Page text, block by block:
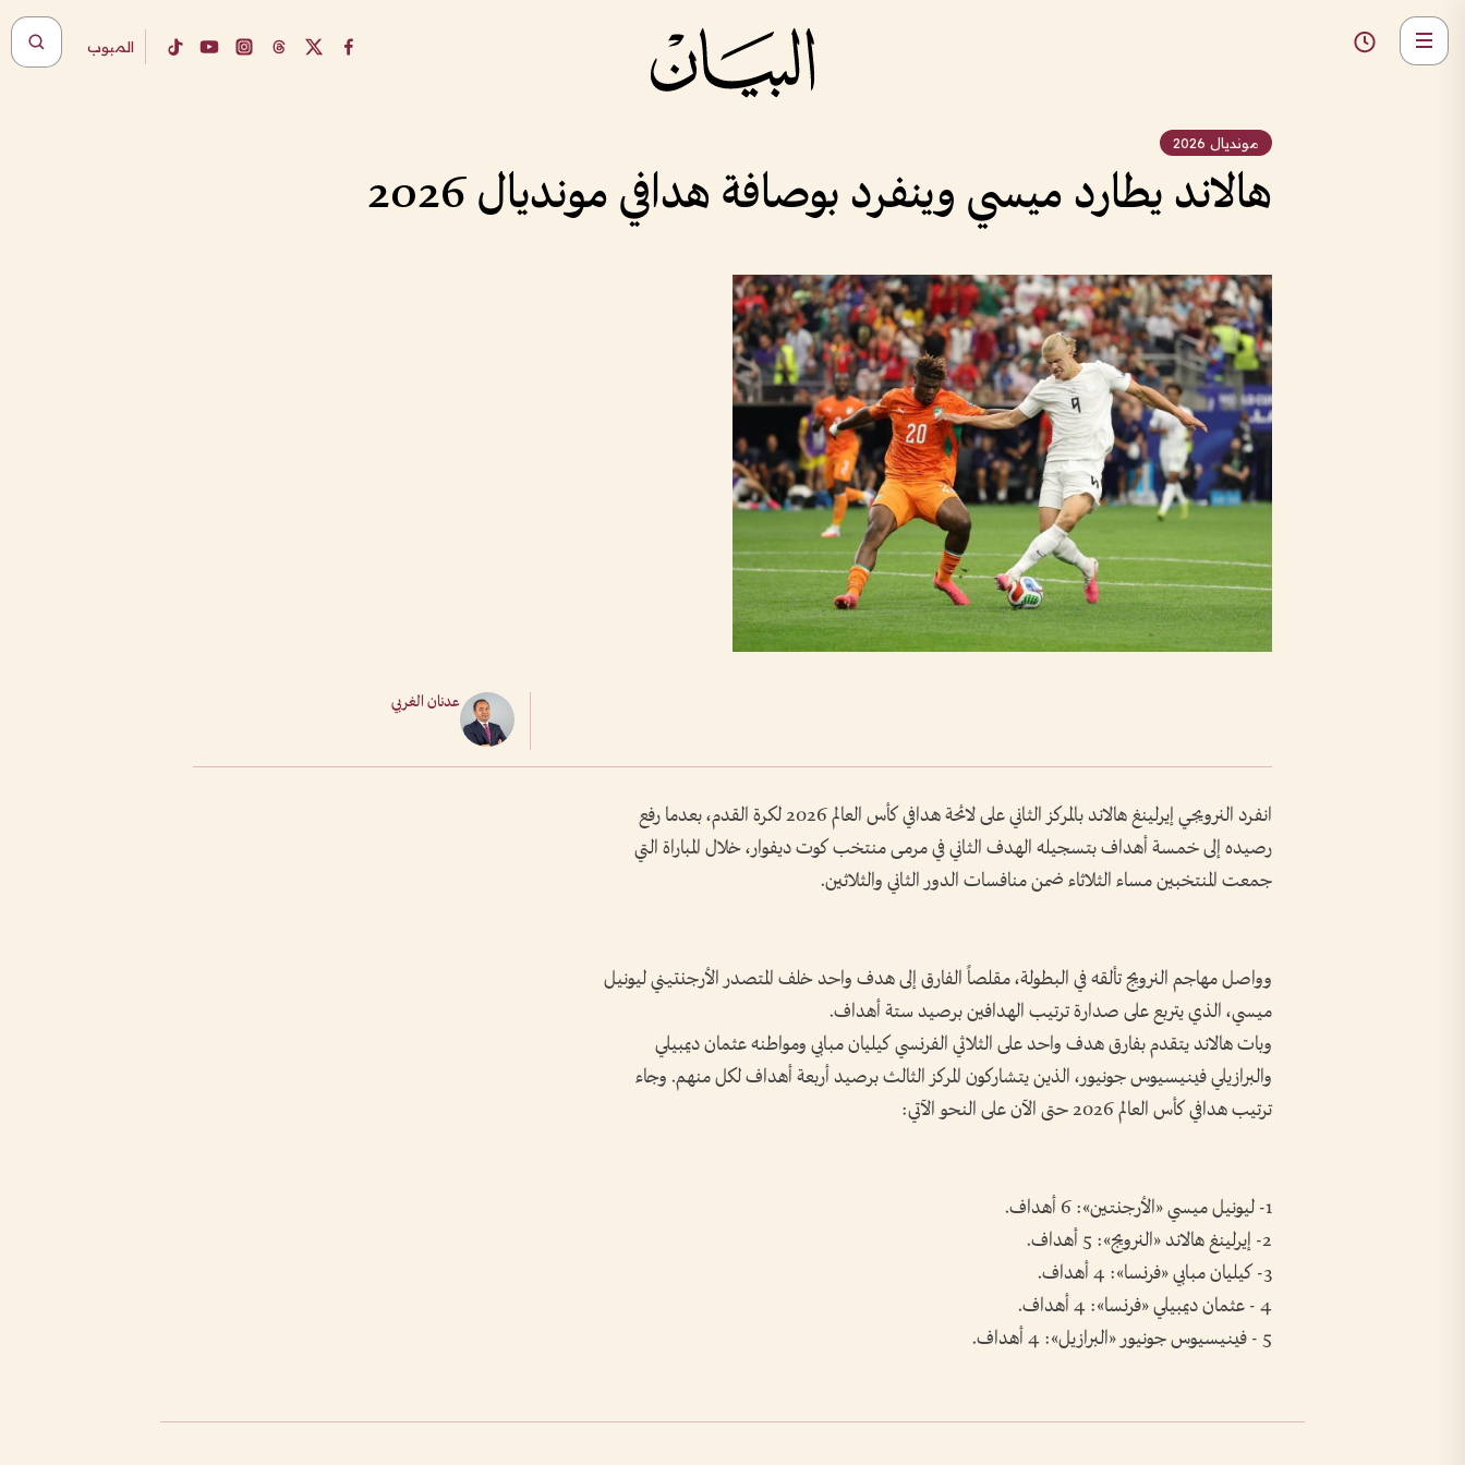
المبوب
مونديال 2026
هالاند يطارد ميسي وينفرد بوصافة هدافي مونديال 2026
عدنان الغربي
انفرد النرويجي إيرلينغ هالاند بالمركز الثاني على لائحة هدافي كأس العالم 2026 لكرة القدم، بعدما رفع
رصيده إلى خمسة أهداف بتسجيله الهدف الثاني في مرمى منتخب كوت ديفوار، خلال المباراة التي
جمعت المنتخبين مساء الثلاثاء ضمن منافسات الدور الثاني والثلاثين.
وواصل مهاجم النرويج تألقه في البطولة، مقلصاً الفارق إلى هدف واحد خلف المتصدر الأرجنتيني ليونيل
ميسي، الذي يتربع على صدارة ترتيب الهدافين برصيد ستة أهداف.
وبات هالاند يتقدم بفارق هدف واحد على الثلاثي الفرنسي كيليان مبابي ومواطنه عثمان ديمبيلي
والبرازيلي فينيسيوس جونيور، الذين يتشاركون المركز الثالث برصيد أربعة أهداف لكل منهم. وجاء
ترتيب هدافي كأس العالم 2026 حتى الآن على النحو الآتي:
1- ليونيل ميسي «الأرجنتين»: 6 أهداف.
2- إيرلينغ هالاند «النرويج»: 5 أهداف.
3- كيليان مبابي «فرنسا»: 4 أهداف.
4 - عثمان ديمبيلي «فرنسا»: 4 أهداف.
5 - فينيسيوس جونيور «البرازيل»: 4 أهداف.